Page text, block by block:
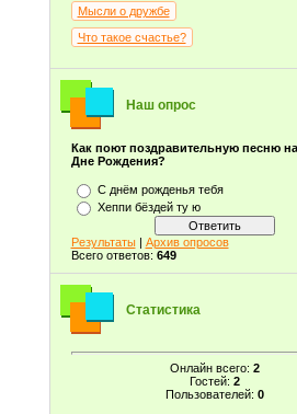
Мысли о дружбе
Что такое счастье?
Наш опрос
Как поют поздравительную песню
Дне Рождения?
С днём рожденья тебя
Хеппи бёздей ту ю
Результаты| Архив опросов
Всего ответов: 649
Статистика
Онлайн всего: 2
Гостей: 2
Пользователей: 0